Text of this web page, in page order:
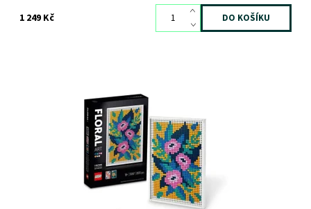
1 249 Kč
Vyjádřete lásku ke květinovému umění a barvám prostřednictvím
výrazné mozaiky
Skladem3 ks
11223
LEGO